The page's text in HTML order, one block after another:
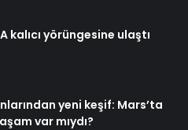
kalıcı yörüngesine ulaştı
yeni keşif: Mars’ta
var mıydı?